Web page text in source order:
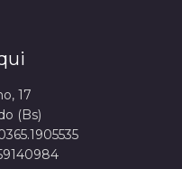
17
(Bs)